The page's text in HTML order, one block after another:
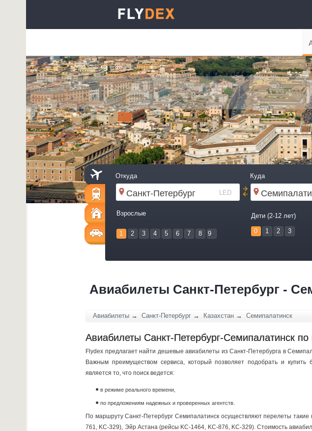
Откуда Куда
LED
Взрослые
1 2 3 4 5 6 7 8 9
Дети (2-12 лет)
0 1 2 3
Авиабилеты Санкт-Петербург -
Авиабилеты → Санкт-Петербург → Казахстан → Семипалатинск
Авиабилеты Санкт-Петербург-Семипалатинск
Flydex предлагает найти дешевые авиабилеты из Санкт-Петербурга в
Важным преимуществом сервиса, который позволяет подобрать и
является то, что поиск ведется:
в режиме реального времени,
по предложениям надежных и проверенных агентств.
По маршруту Санкт-Петербург Семипалатинск осуществляют перелеты
761, KC-329), Эйр Астана (рейсы KC-1464, KC-876, KC-329). Стоимость